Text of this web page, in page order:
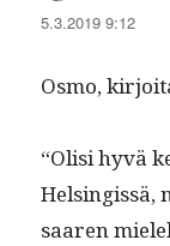
5.3.2019 9:12
Osmo,
“Olisi hyvä
Helsingis­sä,
saaren